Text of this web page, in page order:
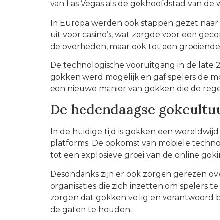
van Las Vegas als de gokhoofdstad van
In Europa werden ook stappen gezet
uit voor casino’s, wat zorgde voor een
de overheden, maar ook tot een
De technologische vooruitgang in de late
gokken werd mogelijk en gaf spelers de
een nieuwe manier van gokken die de
De hedendaagse
In de huidige tijd is gokken een
platforms. De opkomst van mobiele
tot een explosieve groei van de online
Desondanks zijn er ook zorgen gerezen
organisaties die zich inzetten om spelers
zorgen dat gokken veilig en verantwoord
de gaten te houden.